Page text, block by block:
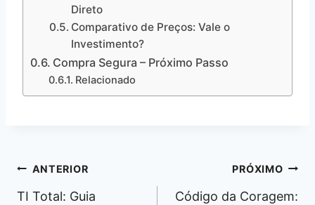
Direto
Comparativo de Preços: Vale o
Investimento?
Compra Segura – Próximo Passo
Relacionado
Navegação
de
ANTERIOR
TI Total: Guia
PRÓXIMO
Código da Coragem: